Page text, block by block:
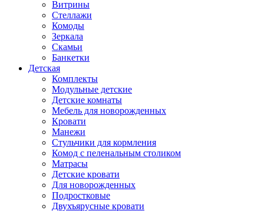
Витрины
Стеллажи
Комоды
Зеркала
Скамьи
Банкетки
Детская
Комплекты
Модульные детские
Детские комнаты
Мебель для новорожденных
Кровати
Манежи
Стульчики для кормления
Комод с пеленальным столиком
Матрасы
Детские кровати
Для новорожденных
Подростковые
Двухъярусные кровати